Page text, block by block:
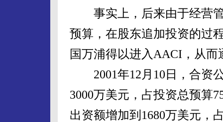
事实上，后来由于经营管
预算，在股东追加投资的过
国万浦得以进入AACI，从
2001年12月10日，合资
3000万美元，占投资总预算
出资额增加到1680万美元，